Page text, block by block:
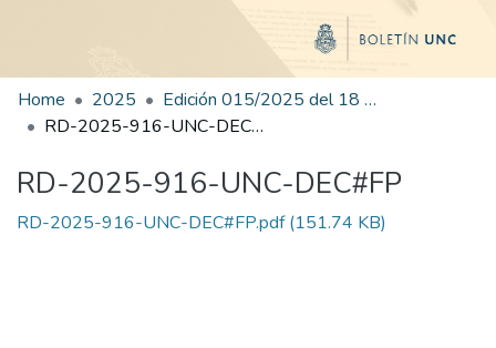
Home 2025
Edición 015/2025 del 18 de julio de 2025
RD-2025-916-UNC-DEC#FP
RD-2025-916-UNC-DEC#FP
RD-2025-916-UNC-DEC#FP.pdf(151.74 KB)